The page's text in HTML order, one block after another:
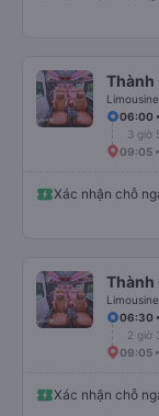
Thành
06:00
3 giờ
09:05
Xác nhận chỗ
Thành
06:30
2 giờ
09:05
Xác nhận chỗ